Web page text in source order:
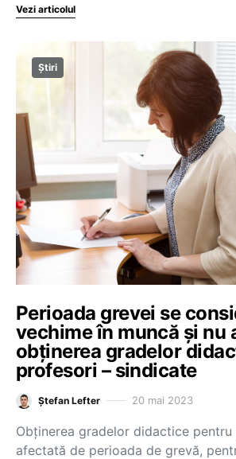
Vezi articolul
Știri
Perioada grevei se
vechime în muncă și nu
obținerea gradelor
profesori – sindicate
Ștefan Lefter 20 mai 2023
Obținerea gradelor didactice
afectată de perioada de grevă,